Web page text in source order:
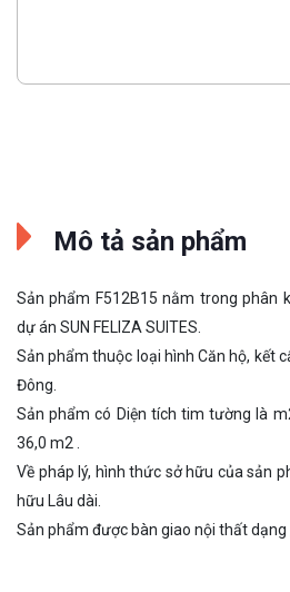
Mô tả sản phẩm
Sản phẩm F512B15 nằm trong phân
dự án SUN FELIZA SUITES.
Sản phẩm thuộc loại hình Căn hộ, kết
Đông.
Sản phẩm có Diện tích tim tường là
36,0 m2 .
Về pháp lý, hình thức sở hữu của sản
hữu Lâu dài.
Sản phẩm được bàn giao nội thất dạng